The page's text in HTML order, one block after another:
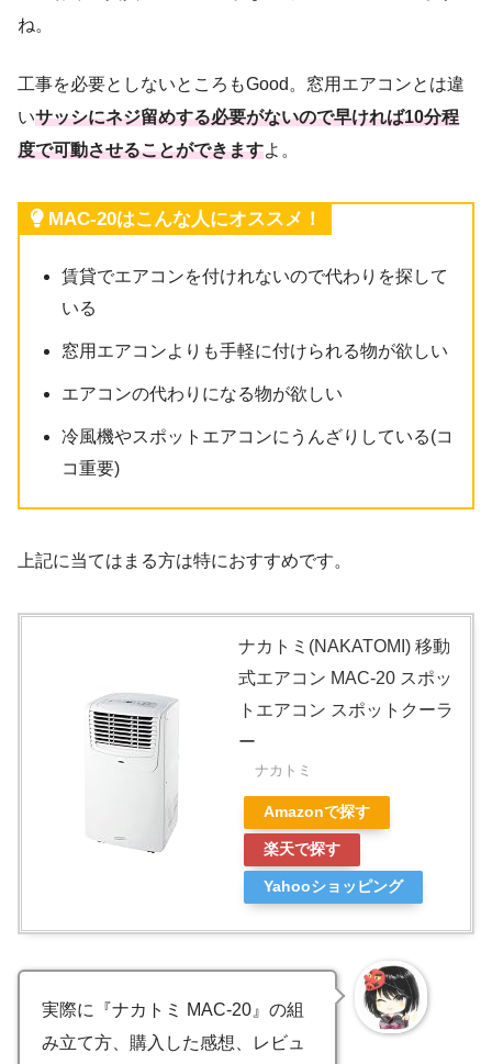
ね。
工事を必要としないところもGood。窓用エアコンとは違
いサッシにネジ留めする必要がないので早ければ10分程
度で可動させることができますよ。
MAC-20はこんな人にオススメ！
賃貸でエアコンを付けれないので代わりを探して
いる
窓用エアコンよりも手軽に付けられる物が欲しい
エアコンの代わりになる物が欲しい
冷風機やスポットエアコンにうんざりしている(コ
コ重要)
上記に当てはまる方は特におすすめです。
ナカトミ(NAKATOMI) 移動
式エアコン MAC-20 スポッ
トエアコン スポットクーラ
ー
ナカトミ
Amazonで探す
楽天で探す
Yahooショッピング
実際に『ナカトミ MAC-20』の組
み立て方、購入した感想、レビュ